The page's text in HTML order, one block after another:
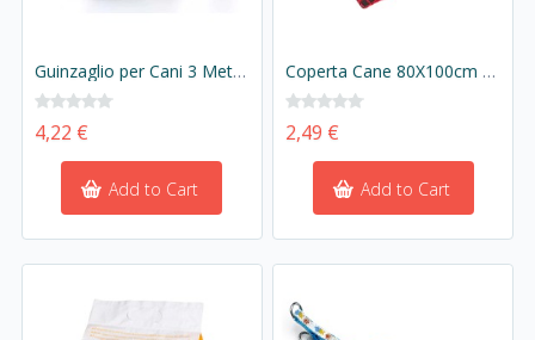
Guinzaglio per Cani 3 Metri Retrattile Colore Blu
4,22 €
Add to Cart
Coperta Cane 80X100cm Colore Assortito Coperta Poliestere Termica Morbida Per Cani e Gatti
2,49 €
Add to Cart